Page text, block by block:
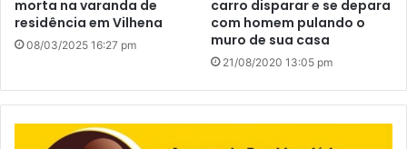
morta na varanda de
residência em Vilhena
08/03/2025 16:27 pm
carro disparar e se depara
com homem pulando o
muro de sua casa
21/08/2020 13:05 pm